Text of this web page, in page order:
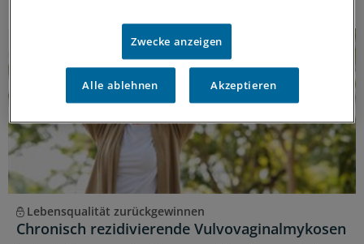
Lebensqualität zurückgewinnen
Chronisch rezidivierende Vulvovaginalmykosen
Zwecke anzeigen
Alle ablehnen Akzeptieren